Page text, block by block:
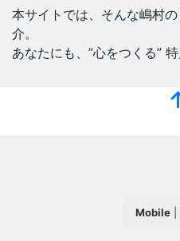
本サイトでは、そんな嶋村
介。
あなたにも、”心をつくる” 特
Mobile